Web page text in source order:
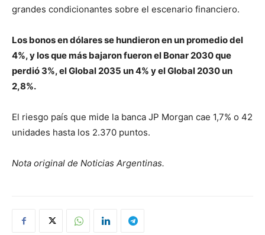
grandes condicionantes sobre el escenario financiero.
Los bonos en dólares se hundieron en un promedio del
4%, y los que más bajaron fueron el Bonar 2030 que
perdió 3%, el Global 2035 un 4% y el Global 2030 un
2,8%.
El riesgo país que mide la banca JP Morgan cae 1,7% o 42
unidades hasta los 2.370 puntos.
Nota original de Noticias Argentinas.